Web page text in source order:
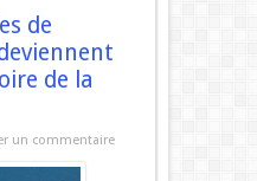
de
de la
un commentaire